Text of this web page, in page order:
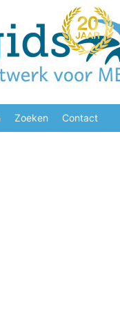
Zoeken Contact